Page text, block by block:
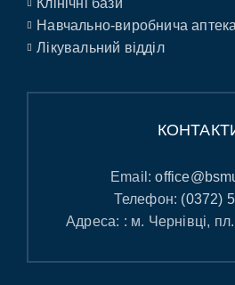
Клінічні бази
Навчально-виробнича аптека
Лікувальний відділ
Email:
Телефон: (0372)
Адреса: : м. Чернівці,